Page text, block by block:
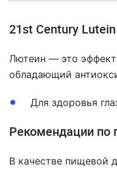
21st Century
Лютеин — это
обладающий
Для здоровья
Рекомендации по
В качестве пищевой